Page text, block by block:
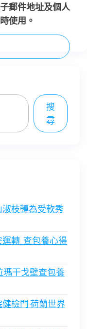
郵件地址及個人
使用。
搜
尋
枝轉為受軟秀
轉_查包養心得
瑪干戈壁查包養
檢門 荷蘭世界